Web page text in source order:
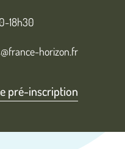
18h30
horizon.fr
pré-inscription